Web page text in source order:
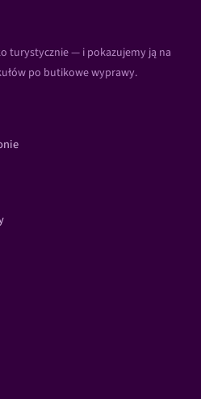
turystycznie — i pokazujemy ją na
po butikowe wyprawy.